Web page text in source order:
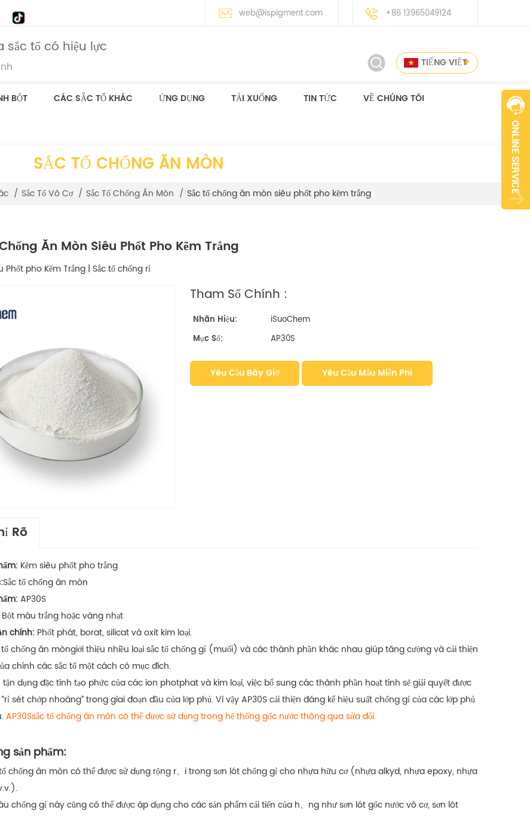
web@ispigment.com +86 13965049124
tố có hiệu lực
TIẾNG VIỆT
BỘT CÁC SẮC TỐ KHÁC ỨNG DỤNG TẢI XUỐNG TIN TỨC VỀ CHÚNG TÔI
SẮC TỐ CHỐNG ĂN MÒN
/ Sắc Tố Vô Cơ / Sắc Tố Chống Ăn Mòn / Sắc tố chống ăn mòn siêu phốt pho kẽm trắng
Ăn Mòn Siêu Phốt Pho Kẽm Trắng
Phốt pho Kẽm Trắng | Sắc tố chống rỉ
Tham Số Chính :
Nhãn Hiệu:
iSuoChem
Mục Số:
AP30S
Yêu Cầu Bây Giờ Yêu Cầu Mẫu Miễn Phí
Rõ
Kẽm siêu phốt pho trắng
Sắc tố chống ăn mòn
AP30S
Bột màu trắng hoặc vàng nhạt
chính: Phốt phát, borat, silicat và oxit kim loại.
tố chống ăn mòngiới thiệu nhiều loại sắc tố chống gỉ (muối) và các thành phần khác nhau giúp tăng cường và cải thiện
chính các sắc tố một cách có mục đích.
tận dụng đặc tính tạo phức của các ion photphat và kim loại, việc bổ sung các thành phần hoạt tính sẽ giải quyết được
sét chớp nhoáng” trong giai đoạn đầu của lớp phủ. Vì vậy AP30S cải thiện đáng kể hiệu suất chống gỉ của các lớp phủ
AP30Ssắc tố chống ăn mòn có thể được sử dụng trong hệ thống gốc nước thông qua sửa đổi.
sản phẩm:
chống ăn mòn có thể được sử dụng rộng r、i trong sơn lót chống gỉ cho nhựa hữu cơ (nhựa alkyd, nhựa epoxy, nhựa
chống gỉ này cũng có thể được áp dụng cho các sản phẩm cải tiến của h、ng như sơn lót gốc nước vô cơ, sơn lót